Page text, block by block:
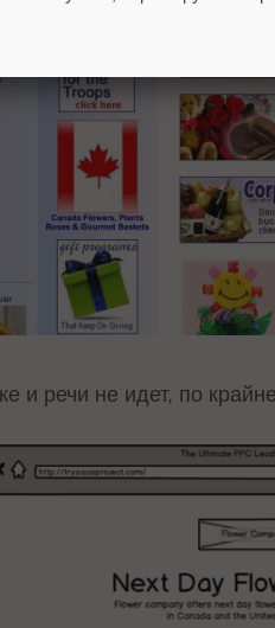
и речи не идет, по